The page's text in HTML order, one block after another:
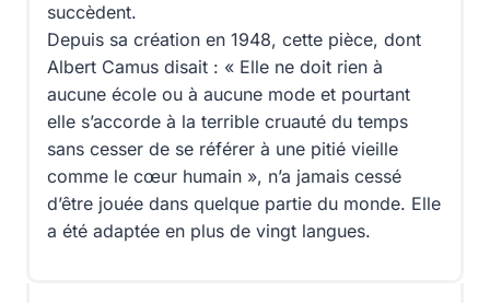
succèdent.
Depuis sa création en 1948, cette pièce, dont
Albert Camus disait : « Elle ne doit rien à
aucune école ou à aucune mode et pourtant
elle s’accorde à la terrible cruauté du temps
sans cesser de se référer à une pitié vieille
comme le cœur humain », n’a jamais cessé
d’être jouée dans quelque partie du monde. Elle
a été adaptée en plus de vingt langues.